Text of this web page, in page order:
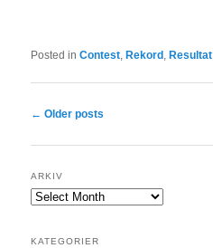
Posted in Contest ,Rekord ,Resultat
Post
navigation
← Older posts
ARKIV
ARKIV
KATEGORIER